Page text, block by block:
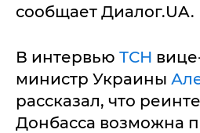
сообщает Диалог.UA.
В интервью ТСН
министр Украины
рассказал, что
Донбасса возможна